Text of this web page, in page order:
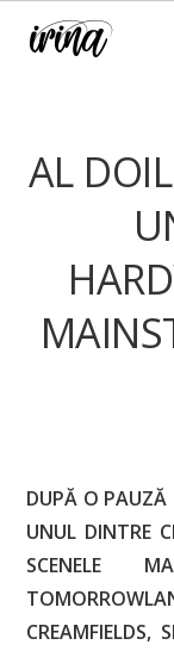
irina
AL
DUPĂ O PAUZĂ
UNUL DINTRE
SCENELE
CREAMFIELDS,